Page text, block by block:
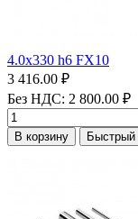
4.0х330 h6 FX10
3 416.00 ₽
Без НДС: 2 800.00 ₽
В корзину Быстрый